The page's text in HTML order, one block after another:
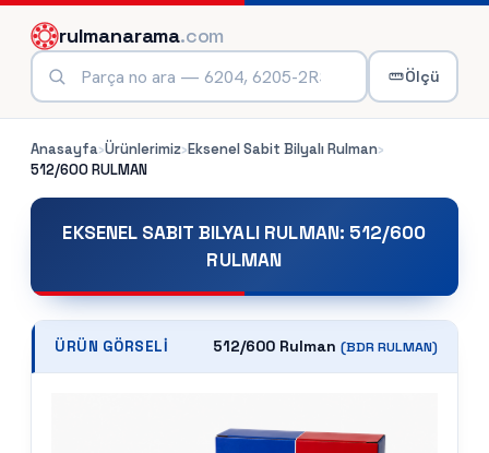
rulmanarama.com
Ölçü
Anasayfa›Ürünlerimiz›Eksenel Sabit Bilyalı Rulman›
512/600RULMAN
EKSENEL SABIT BILYALI RULMAN: 512/600
RULMAN
ÜRÜN GÖRSELI 512/600 Rulman (BDRRULMAN)